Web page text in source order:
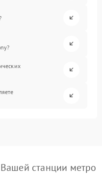
станции метро